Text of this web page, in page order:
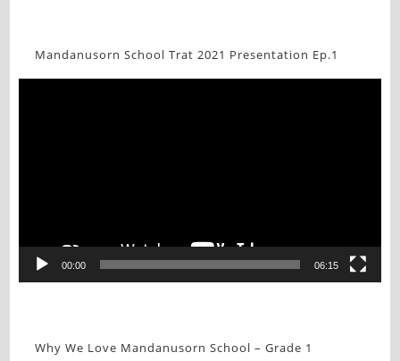
Mandanusorn School Trat 2021 Presentation Ep.1
00:00 06:15
Why We Love Mandanusorn School – Grade 1